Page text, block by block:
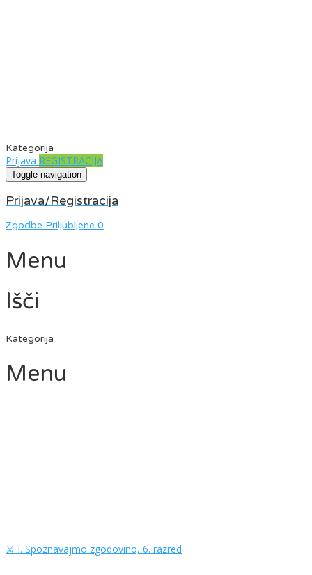
Kategorija
Prijava REGISTRACIJA
Toggle navigation
Prijava/Registracija
Zgodbe Priljubljene 0
Menu
Išči
Kategorija
Menu
⚔️ I. Spoznavajmo zgodovino, 6. razred